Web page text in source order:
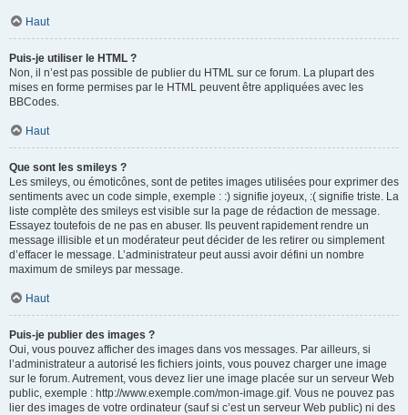
Haut
Puis-je utiliser le HTML ?
Non, il n’est pas possible de publier du HTML sur ce forum. La plupart des
mises en forme permises par le HTML peuvent être appliquées avec les
BBCodes.
Haut
Que sont les smileys ?
Les smileys, ou émoticônes, sont de petites images utilisées pour exprimer des
sentiments avec un code simple, exemple : :) signifie joyeux, :( signifie triste. La
liste complète des smileys est visible sur la page de rédaction de message.
Essayez toutefois de ne pas en abuser. Ils peuvent rapidement rendre un
message illisible et un modérateur peut décider de les retirer ou simplement
d’effacer le message. L’administrateur peut aussi avoir défini un nombre
maximum de smileys par message.
Haut
Puis-je publier des images ?
Oui, vous pouvez afficher des images dans vos messages. Par ailleurs, si
l’administrateur a autorisé les fichiers joints, vous pouvez charger une image
sur le forum. Autrement, vous devez lier une image placée sur un serveur Web
public, exemple : http://www.exemple.com/mon-image.gif. Vous ne pouvez pas
lier des images de votre ordinateur (sauf si c’est un serveur Web public) ni des